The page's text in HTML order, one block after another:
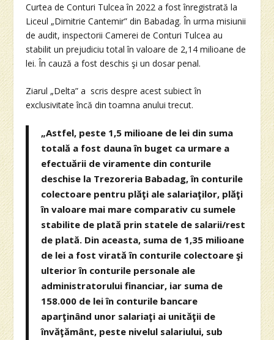
Curtea de Conturi Tulcea în 2022 a fost înregistrată la
Liceul „Dimitrie Cantemir” din Babadag. În urma misiunii
de audit, inspectorii Camerei de Conturi Tulcea au
stabilit un prejudiciu total în valoare de 2,14 milioane de
lei. În cauză a fost deschis şi un dosar penal.
Ziarul „Delta” a scris despre acest subiect în
exclusivitate încă din toamna anului trecut.
„Astfel, peste 1,5 milioane de lei din suma
totală a fost dauna în buget ca urmare a
efectuării de viramente din conturile
deschise la Trezoreria Babadag, în conturile
colectoare pentru plăţi ale salariaţilor, plăţi
în valoare mai mare comparativ cu sumele
stabilite de plată prin statele de salarii/rest
de plată. Din aceasta, suma de 1,35 milioane
de lei a fost virată în conturile colectoare şi
ulterior în conturile personale ale
administratorului financiar, iar suma de
158.000 de lei în conturile bancare
aparţinând unor salariaţi ai unităţii de
învăţământ, peste nivelul salariului, sub